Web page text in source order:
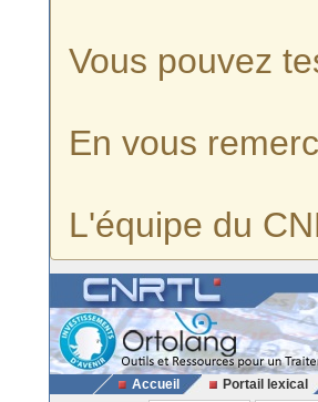
Vous pouvez
En vous
L'équipe du
Accueil Portail lexical